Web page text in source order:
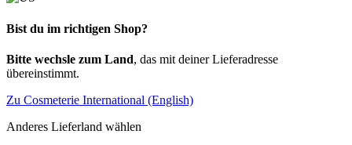
Bist du im richtigen Shop?
Bitte wechsle zum Land, das mit deiner Lieferadresse
übereinstimmt.
Zu Cosmeterie International (English)
Anderes Lieferland wählen